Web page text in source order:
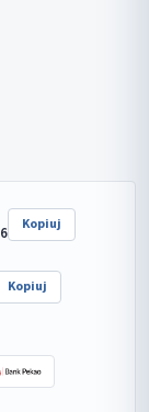
Kopiuj
Kopiuj